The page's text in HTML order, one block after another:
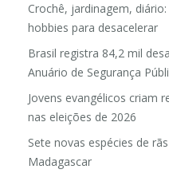
Crochê, jardinagem,
hobbies para desacelerar
Brasil registra 84,2 mil
Anuário de Segurança
Jovens evangélicos criam
nas eleições de 2026
Sete novas espécies de
Madagascar